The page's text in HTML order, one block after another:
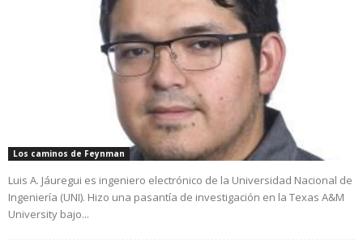
Los caminos de Feynman
Luis A. Jáuregui es ingeniero electrónico de la Universidad Nacional de
Ingeniería (UNI). Hizo una pasantía de investigación en la Texas A&M
University bajo...